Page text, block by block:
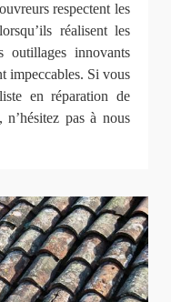
respectent les
réalisent les
outillages innovants
impeccables. Si vous
en réparation de
pas à nous